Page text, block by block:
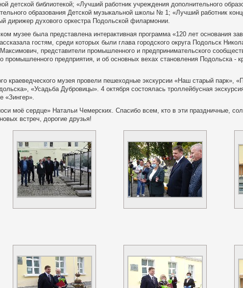
детской библиотекой; «Лучший работник учреждения дополнительного
образования Детской музыкальной школы № 1; «Лучший работник
дирижер духового оркестра Подольской филармонии.
музее была представлена интерактивная программа «120 лет основания
гостям, среди которых были глава городского округа Подольск
представители промышленного и предпринимательского
промышленного предприятия, и об основных вехах становления Подольска -
краеведческого музея провели пешеходные экскурсии «Наш старый парк»,
«Усадьба Дубровицы». 4 октября состоялась троллейбусная
«Зингер».
моё сердце» Натальи Чемерских. Спасибо всем, кто в эти праздничные,
встреч, дорогие друзья!